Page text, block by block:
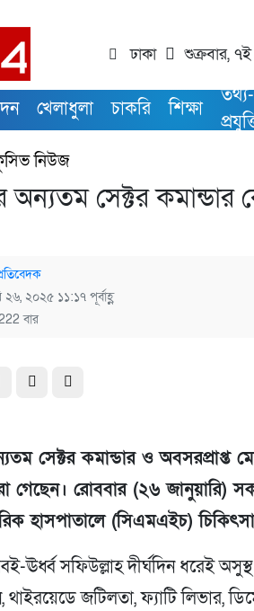
ঢাকা শুক্রবার,
খেলাধুলা চাকরি শিক্ষা
তথ্য-
নিউজ
অন্যতম সেক্টর
২৬, ২০২৫ ১১:১৭ পূর্বাহ্ণ
বার
সেক্টর কমান্ডার ও
গেছেন। রোববার (২৬ জানুয়ারি)
হাসপাতালে (সিএমএইচ)
ঊর্ধ্ব সফিউল্লাহ দীর্ঘদিন ধরেই
জটিলতা, ফ্যাটি লিভার,